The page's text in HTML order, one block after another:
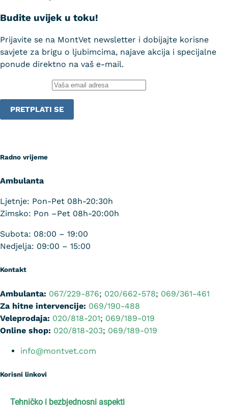
Budite uvijek u toku!
Prijavite se na MontVet newsletter i dobijajte korisne
savjete za brigu o ljubimcima, najave akcija i specijalne
ponude direktno na vaš e-mail.
Radno vrijeme
Ambulanta
Ljetnje: Pon-Pet 08h-20:30h
Zimsko: Pon –Pet 08h-20:00h
Subota: 08:00 – 19:00
Nedjelja: 09:00 – 15:00
Kontakt
Ambulanta: 067/229-876; 020/662-578; 069/361-461
Za hitne intervencije: 069/190-488
Veleprodaja: 020/818-201; 069/189-019
Online shop: 020/818-203; 069/189-019
info@montvet.com
Korisni linkovi
Tehničko i bezbjednosni aspekti